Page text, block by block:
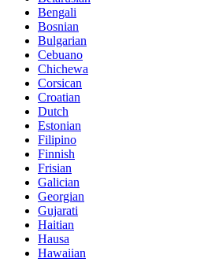
Bengali
Bosnian
Bulgarian
Cebuano
Chichewa
Corsican
Croatian
Dutch
Estonian
Filipino
Finnish
Frisian
Galician
Georgian
Gujarati
Haitian
Hausa
Hawaiian